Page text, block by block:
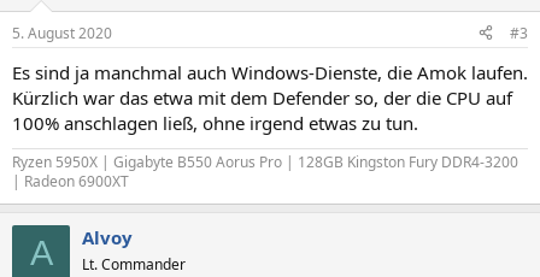
e
:
5. August 2020 #3
Es sind ja manchmal auch Windows-Dienste, die Amok laufen.
Kürzlich war das etwa mit dem Defender so, der die CPU auf
100% anschlagen ließ, ohne irgend etwas zu tun.
Ryzen 5950X | Gigabyte B550 Aorus Pro | 128GB Kingston Fury DDR4-3200
| Radeon 6900XT
A Alvoy
Lt. Commander